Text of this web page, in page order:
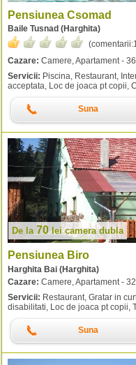
Pensiunea Csomad
Baile Tusnad (Harghita)
(comentarii:
Cazare: Camere, Apartament -
Servicii: Piscina, Restaurant,
acceptata, Loc de joaca pt copii,
Suna
De la 70 leicamera dubla
Pensiunea Biro
Harghita Bai (Harghita)
Cazare: Camere, Apartament -
Servicii: Restaurant, Gratar in
disabilitati, Loc de joaca pt copii,
Suna